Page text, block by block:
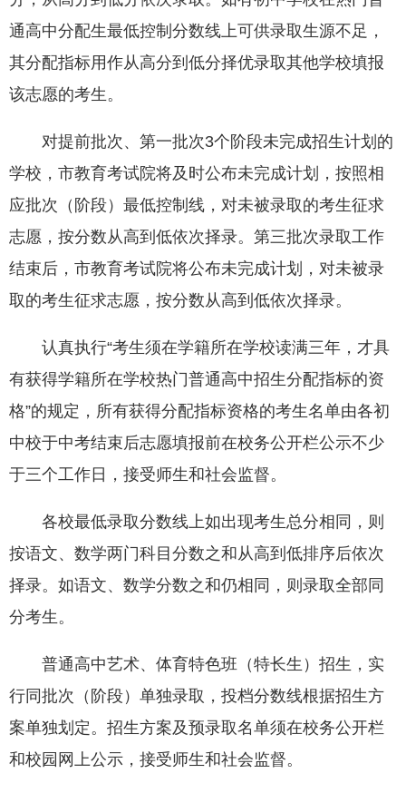
通高中分配生最低控制分数线上可供录取生源不足，
其分配指标用作从高分到低分择优录取其他学校填报
该志愿的考生。
对提前批次、第一批次3个阶段未完成招生计划的
学校，市教育考试院将及时公布未完成计划，按照相
应批次（阶段）最低控制线，对未被录取的考生征求
志愿，按分数从高到低依次择录。第三批次录取工作
结束后，市教育考试院将公布未完成计划，对未被录
取的考生征求志愿，按分数从高到低依次择录。
认真执行“考生须在学籍所在学校读满三年，才具
有获得学籍所在学校热门普通高中招生分配指标的资
格”的规定，所有获得分配指标资格的考生名单由各初
中校于中考结束后志愿填报前在校务公开栏公示不少
于三个工作日，接受师生和社会监督。
各校最低录取分数线上如出现考生总分相同，则
按语文、数学两门科目分数之和从高到低排序后依次
择录。如语文、数学分数之和仍相同，则录取全部同
分考生。
普通高中艺术、体育特色班（特长生）招生，实
行同批次（阶段）单独录取，投档分数线根据招生方
案单独划定。招生方案及预录取名单须在校务公开栏
和校园网上公示，接受师生和社会监督。